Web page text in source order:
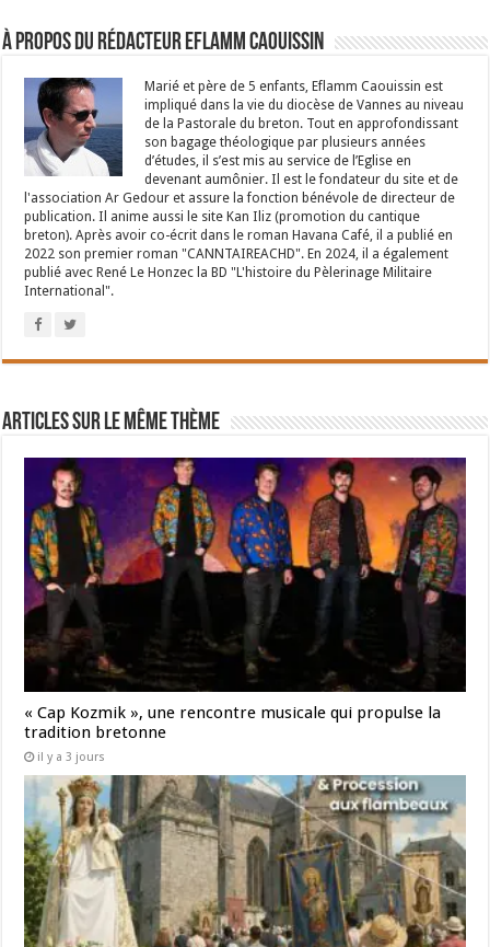
À propos du rédacteur Eflamm Caouissin
Marié et père de 5 enfants, Eflamm Caouissin est
impliqué dans la vie du diocèse de Vannes au niveau
de la Pastorale du breton. Tout en approfondissant
son bagage théologique par plusieurs années
d’études, il s’est mis au service de l’Eglise en
devenant aumônier. Il est le fondateur du site et de
l'association Ar Gedour et assure la fonction bénévole de directeur de
publication. Il anime aussi le site Kan Iliz (promotion du cantique
breton). Après avoir co-écrit dans le roman Havana Café, il a publié en
2022 son premier roman "CANNTAIREACHD". En 2024, il a également
publié avec René Le Honzec la BD "L'histoire du Pèlerinage Militaire
International".
Articles sur le même thème
« Cap Kozmik », une rencontre musicale qui propulse la
tradition bretonne
il y a 3 jours